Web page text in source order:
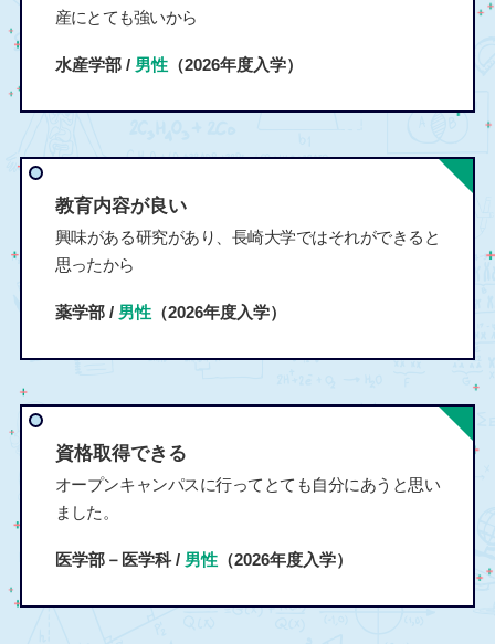
産にとても強いから
水産学部 / 男性（2026年度入学）
教育内容が良い
興味がある研究があり、長崎大学ではそれができると
思ったから
薬学部 / 男性（2026年度入学）
資格取得できる
オープンキャンパスに行ってとても自分にあうと思い
ました。
医学部－医学科 / 男性（2026年度入学）